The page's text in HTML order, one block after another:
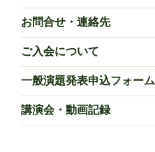
お問合せ・連絡先
ご入会について
一般演題発表申込フォーム
講演会・動画記録